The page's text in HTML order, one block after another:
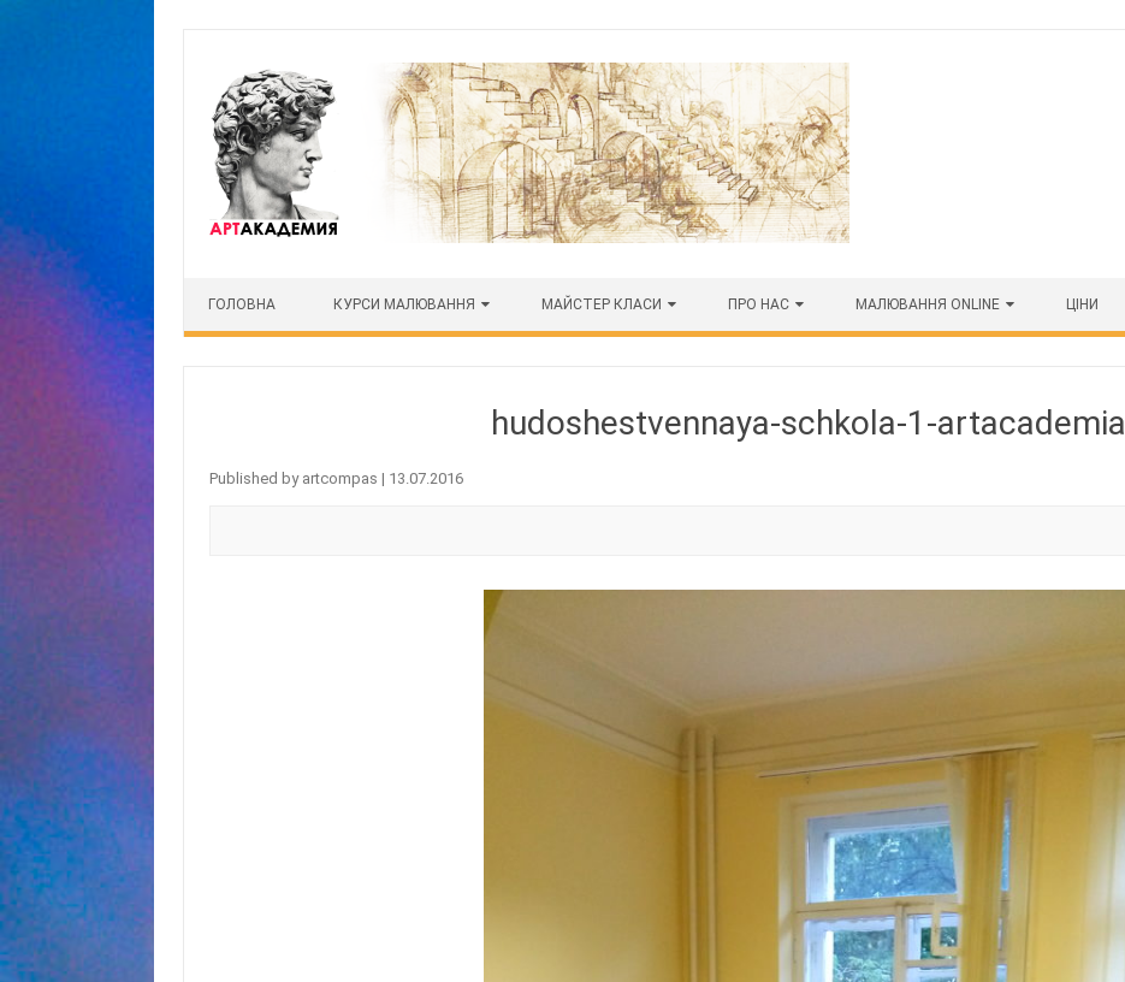
ГОЛОВНА КУРСИ МАЛЮВАННЯ МАЙСТЕР КЛАСИ ПРО НАС МАЛЮВАННЯ ONLINE ЦІНИ
hudoshestvennaya-schkola-1-artacademia
Published by artcompas | 13.07.2016